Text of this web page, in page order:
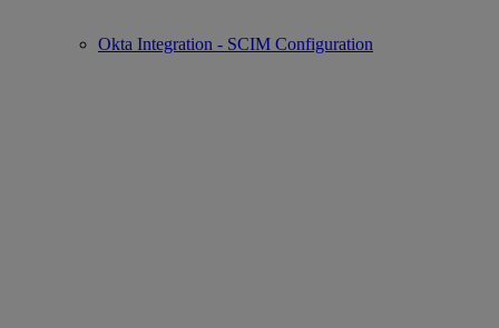
Okta Integration - SCIM Configuration